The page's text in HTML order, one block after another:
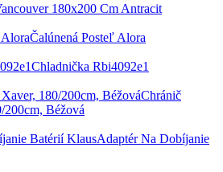
180x200 Cm Antracit
Čalúnená Posteľ Alora
Chladnička Rbi4092e1
Chránič
200cm, Béžová
Adaptér Na Dobíjanie